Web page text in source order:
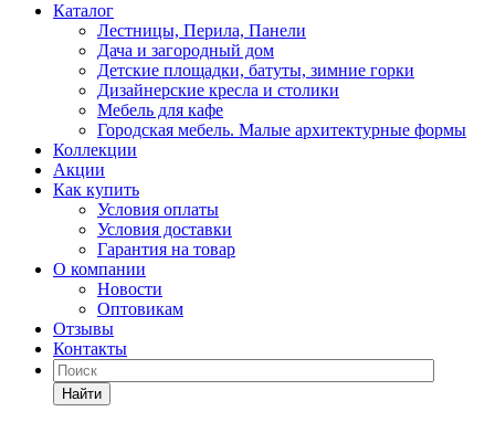
Каталог
Лестницы, Перила, Панели
Дача и загородный дом
Детские площадки, батуты, зимние горки
Дизайнерские кресла и столики
Мебель для кафе
Городская мебель. Малые архитектурные формы
Коллекции
Акции
Как купить
Условия оплаты
Условия доставки
Гарантия на товар
О компании
Новости
Оптовикам
Отзывы
Контакты
Найти